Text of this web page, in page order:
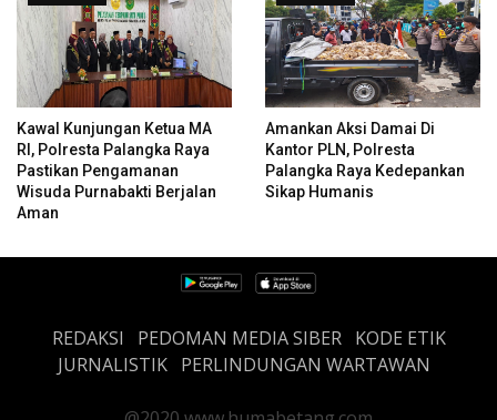
Kawal Kunjungan Ketua MA
RI, Polresta Palangka Raya
Pastikan Pengamanan
Wisuda Purnabakti Berjalan
Aman
Amankan Aksi Damai Di
Kantor PLN, Polresta
Palangka Raya Kedepankan
Sikap Humanis
REDAKSI PEDOMAN MEDIA SIBER
KODE ETIK
JURNALISTIK PERLINDUNGAN WARTAWAN